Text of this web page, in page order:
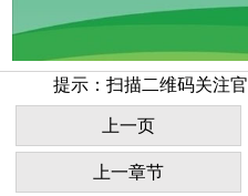
提示：扫描二维码关注
上一页
上一章节